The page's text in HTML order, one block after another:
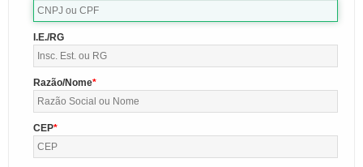
I.E./RG
Razão/Nome
CEP